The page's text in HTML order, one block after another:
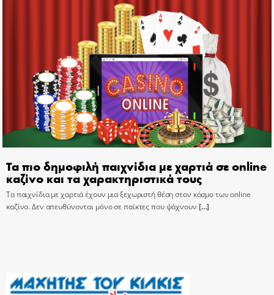
Τα πιο δημοφιλή παιχνίδια με χαρτιά σε online
καζίνο και τα χαρακτηριστικά τους
Τα παιχνίδια με χαρτιά έχουν μια ξεχωριστή θέση στον κόσμο των online
καζίνο. Δεν απευθύνονται μόνο σε παίκτες που ψάχνουν […]